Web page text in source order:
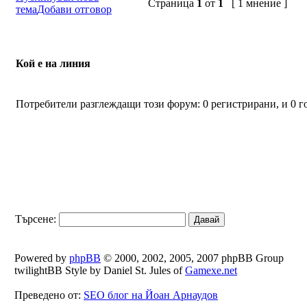
темаДобави отговор
Страница 1 от 1 [ 1 мнение ]
Кой е на линия
Потребители разглеждащи този форум: 0 регистрирани, и 0
Търсене:
Powered by phpBB © 2000, 2002, 2005, 2007 phpBB Group
twilightBB Style by Daniel St. Jules ofGamexe.net
Преведено от: SEO блог на Йоан Арнаудов